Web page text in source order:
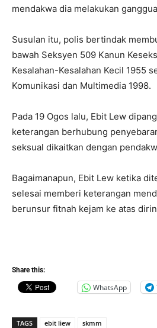
mendakwa dia melakukan
Susulan itu, polis bertindak
bawah Seksyen 509 Kanun
Kesalahan-Kesalahan Kecil 1955
Komunikasi dan Multimedia 1998.
Pada 19 Ogos lalu, Ebit Lew
keterangan berhubung
seksual dikaitkan dengan
Bagaimanapun, Ebit Lew ketika
selesai memberi keterangan
berunsur fitnah kejam ke atas
Share this:
WhatsApp
TAGS ebit liew skmm